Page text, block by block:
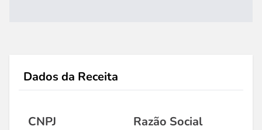
Dados da Receita
CNPJ Razão Social